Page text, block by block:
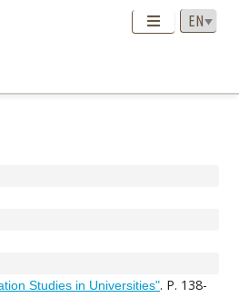
Studies in Universities". P. 138-